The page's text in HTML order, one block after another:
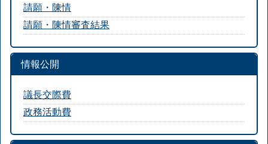
請願・陳情
請願・陳情審査結果
情報公開
議長交際費
政務活動費